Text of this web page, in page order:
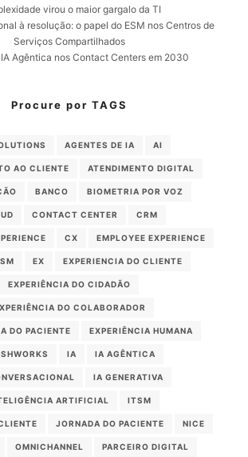
virou o maior gargalo da TI
à resolução: o papel do ESM nos Centros de
Serviços Compartilhados
Agêntica nos Contact Centers em 2030
Procure por TAGS
AGENTES DE IA AI
AO CLIENTE ATENDIMENTO DIGITAL
BANCO BIOMETRIA POR VOZ
CONTACT CENTER CRM
CX EMPLOYEE EXPERIENCE
EX EXPERIENCIA DO CLIENTE
EXPERIÊNCIA DO CIDADÃO
DO COLABORADOR
DO PACIENTE EXPERIÊNCIA HUMANA
IA IA AGÊNTICA
IA GENERATIVA
ARTIFICIAL ITSM
JORNADA DO PACIENTE NICE
OMNICHANNEL PARCEIRO DIGITAL